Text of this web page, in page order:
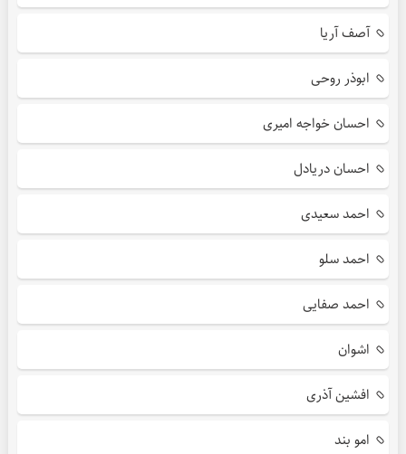
آصف آریا
ابوذر روحی
احسان خواجه امیری
احسان دریادل
احمد سعیدی
احمد سلو
احمد صفایی
اشوان
افشین آذری
امو بند